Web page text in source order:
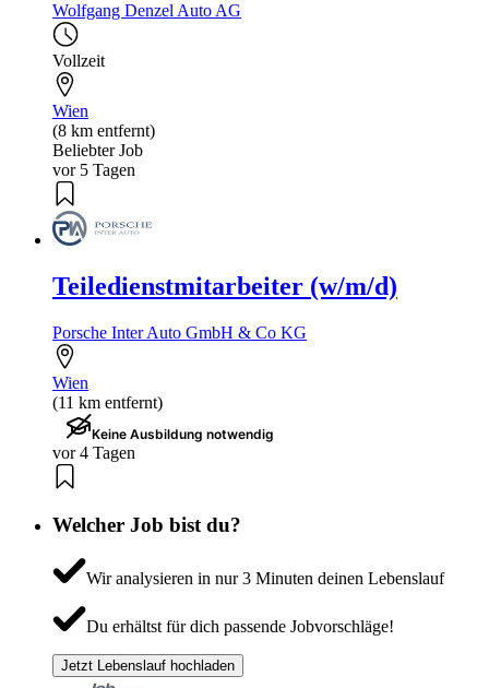
Wolfgang Denzel Auto AG
Vollzeit
Wien
(8 km entfernt)
Beliebter Job
vor 5 Tagen
Teiledienstmitarbeiter (w/m/d)
Porsche Inter Auto GmbH & Co KG
Wien
(11 km entfernt)
Keine Ausbildung notwendig
vor 4 Tagen
Welcher Job bist du?
Wir analysieren in nur 3 Minuten deinen Lebenslauf
Du erhältst für dich passende Jobvorschläge!
Jetzt Lebenslauf hochladen